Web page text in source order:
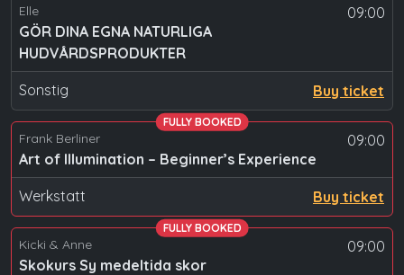
09:00
Elle
GÖR DINA EGNA NATURLIGA
HUDVÅRDSPRODUKTER
Sonstig Buy ticket
09:00
Frank Berliner
Art of Illumination – Beginner’s Experience
Werkstatt Buy ticket
FULLY BOOKED
09:00
Kicki & Anne
Skokurs Sy medeltida skor
FULLY BOOKED